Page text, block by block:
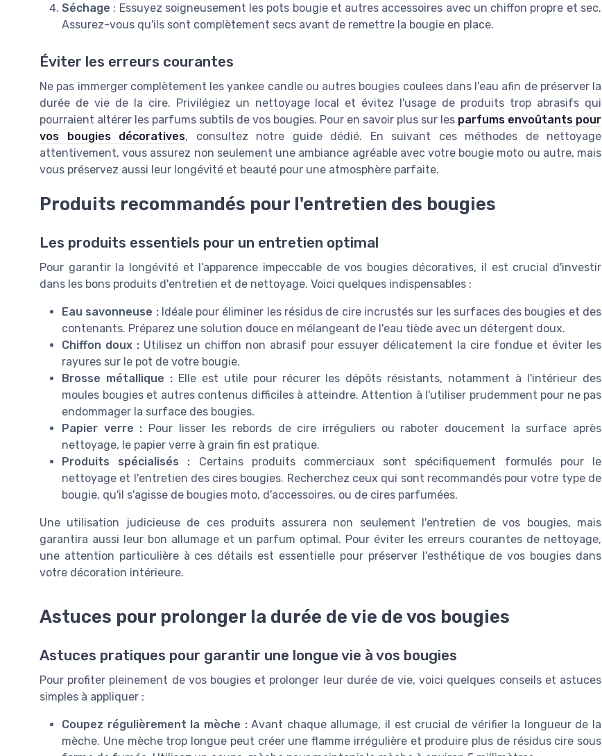
Séchage : Essuyez soigneusement les pots bougie et autres accessoires avec un chiffon propre et sec.
Assurez-vous qu'ils sont complètement secs avant de remettre la bougie en place.
Éviter les erreurs courantes
Ne pas immerger complètement les yankee candle ou autres bougies coulees dans l'eau afin de préserver la
durée de vie de la cire. Privilégiez un nettoyage local et évitez l'usage de produits trop abrasifs qui
pourraient altérer les parfums subtils de vos bougies. Pour en savoir plus sur les parfums envoûtants pour
vos bougies décoratives, consultez notre guide dédié. En suivant ces méthodes de nettoyage
attentivement, vous assurez non seulement une ambiance agréable avec votre bougie moto ou autre, mais
vous préservez aussi leur longévité et beauté pour une atmosphère parfaite.
Produits recommandés pour l'entretien des bougies
Les produits essentiels pour un entretien optimal
Pour garantir la longévité et l’apparence impeccable de vos bougies décoratives, il est crucial d'investir
dans les bons produits d'entretien et de nettoyage. Voici quelques indispensables :
Eau savonneuse :Idéale pour éliminer les résidus de cire incrustés sur les surfaces des bougies et des
contenants. Préparez une solution douce en mélangeant de l'eau tiède avec un détergent doux.
Chiffon doux :Utilisez un chiffon non abrasif pour essuyer délicatement la cire fondue et éviter les
rayures sur le pot de votre bougie.
Brosse métallique :Elle est utile pour récurer les dépôts résistants, notamment à l'intérieur des
moules bougies et autres contenus difficiles à atteindre. Attention à l'utiliser prudemment pour ne pas
endommager la surface des bougies.
Papier verre : Pour lisser les rebords de cire irréguliers ou raboter doucement la surface après
nettoyage, le papier verre à grain fin est pratique.
Produits spécialisés : Certains produits commerciaux sont spécifiquement formulés pour le
nettoyage et l'entretien des cires bougies. Recherchez ceux qui sont recommandés pour votre type de
bougie, qu'il s'agisse de bougies moto, d'accessoires, ou de cires parfumées.
Une utilisation judicieuse de ces produits assurera non seulement l'entretien de vos bougies, mais
garantira aussi leur bon allumage et un parfum optimal. Pour éviter les erreurs courantes de nettoyage,
une attention particulière à ces détails est essentielle pour préserver l'esthétique de vos bougies dans
votre décoration intérieure.
Astuces pour prolonger la durée de vie de vos bougies
Astuces pratiques pour garantir une longue vie à vos bougies
Pour profiter pleinement de vos bougies et prolonger leur durée de vie, voici quelques conseils et astuces
simples à appliquer :
Coupez régulièrement la mèche :Avant chaque allumage, il est crucial de vérifier la longueur de la
mèche. Une mèche trop longue peut créer une flamme irrégulière et produire plus de résidus cire sous